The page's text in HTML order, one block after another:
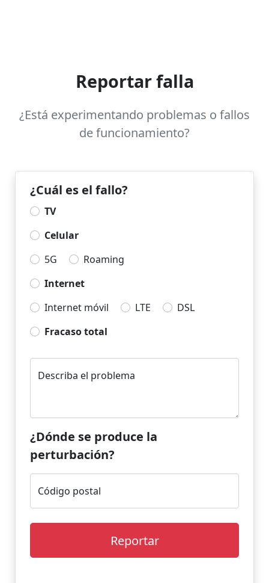
Reportar falla
¿Está experimentando problemas o fallos
de funcionamiento?
¿Cuál es el fallo?
TV
Celular
5G
Roaming
Internet
Internet móvil
LTE
DSL
Fracaso total
Describa el problema
¿Dónde se produce la
perturbación?
Código postal
Reportar